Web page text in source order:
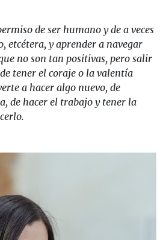
de ser humano y de a veces
etcétera, y aprender a navegar
no son tan positivas, pero salir
tener el coraje o la valentía
a hacer algo nuevo, de
de hacer el trabajo y tener la